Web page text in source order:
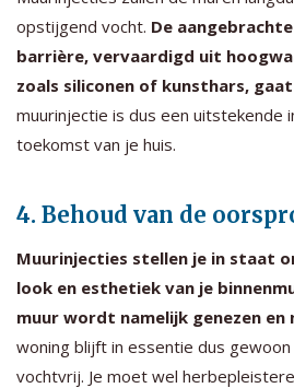
opstijgend vocht. De
barrière, vervaardigd uit
zoals siliconen of kunsthars,
muurinjectie is dus een uitstekende
toekomst van je huis.
4. Behoud van de
Muurinjecties stellen je in staat
look en esthetiek van je
muur wordt namelijk genezen en
woning blijft in essentie dus
vochtvrij. Je moet wel